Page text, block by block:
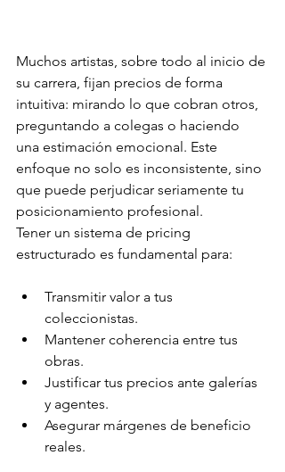
Muchos artistas, sobre todo al inicio de
su carrera, fijan precios de forma
intuitiva: mirando lo que cobran otros,
preguntando a colegas o haciendo
una estimación emocional. Este
enfoque no solo es inconsistente, sino
que puede perjudicar seriamente tu
posicionamiento profesional.
Tener un sistema de pricing
estructurado es fundamental para:
Transmitir valor a tus
coleccionistas.
Mantener coherencia entre tus
obras.
Justificar tus precios ante galerías
y agentes.
Asegurar márgenes de beneficio
reales.